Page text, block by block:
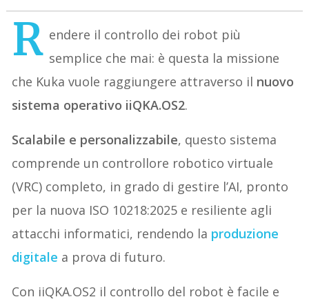
R endere il controllo dei robot più
semplice che mai: è questa la missione
che Kuka vuole raggiungere attraverso il nuovo
sistema operativo iiQKA.OS2.
Scalabile e personalizzabile, questo sistema
comprende un controllore robotico virtuale
(VRC) completo, in grado di gestire l’AI, pronto
per la nuova ISO 10218:2025 e resiliente agli
attacchi informatici, rendendo la produzione
digitale a prova di futuro.
Con iiQKA.OS2 il controllo del robot è facile e